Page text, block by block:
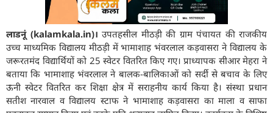
लाडनूं (kalamkala.in)। उपतहसील मीठड़ी की ग्राम पंचायत की राजकीय
उच्च माध्यमिक विद्यालय मीठड़ी में भामाशाह भंवरलाल कड़वासरा ने विद्यालय के
जरूरतमंद विद्यार्थियों को 25 स्वेटर वितरित किए गए। प्राध्यापक सीआर मेहरा ने
बताया कि भामाशाह भंवरलाल ने बालक-बालिकाओं को सर्दी से बचाव के लिए
ऊनी स्वेटर वितरित कर शिक्षा क्षेत्र में सराहनीय कार्य किया है। संस्था प्रधान
सतीश नारवाल व विद्यालय स्टाफ ने भामाशाह कड़वासरा का माला व साफा